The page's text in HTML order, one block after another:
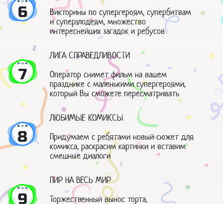
6
Викторины по супергероям, супербитвам
и суперзлодеям, множество
интереснейших загадок и ребусов
7
ЛИГА СПРАВЕДЛИВОСТИ
Оператор снимет фильм на вашем
празднике с маленькими супергероями,
который Вы сможете пересматривать
8
ЛЮБИМЫЕ КОМИКСЫ
Придумаем с ребятами новый сюжет для
комикса, раскрасим картинки и вставим
смешные диалоги
9
ПИР НА ВЕСЬ МИР
Торжественный вынос торта,